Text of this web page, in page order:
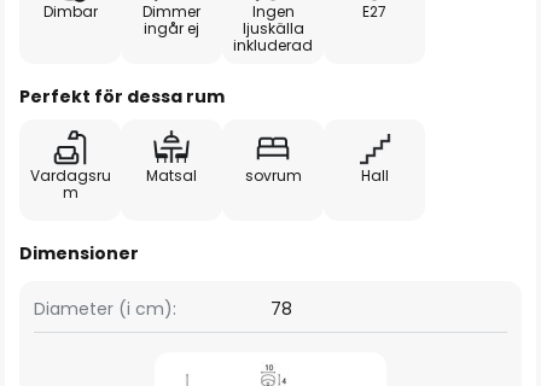
Dimbar
Dimmer
ingår ej
Ingen
ljuskälla
inkluderad
E27
Perfekt för dessa rum
Vardagsru
m
Matsal sovrum Hall
Dimensioner
Diameter (i cm): 78